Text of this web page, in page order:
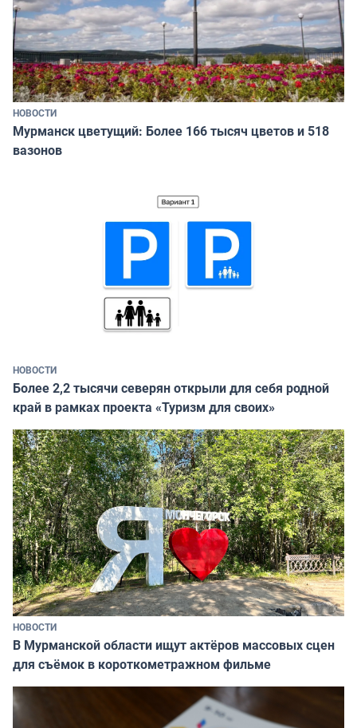
НОВОСТИ
Мурманск цветущий: Более 166 тысяч цветов и 518
вазонов
НОВОСТИ
Более 2,2 тысячи северян открыли для себя родной
край в рамках проекта «Туризм для своих»
НОВОСТИ
В Мурманской области ищут актёров массовых сцен
для съёмок в короткометражном фильме